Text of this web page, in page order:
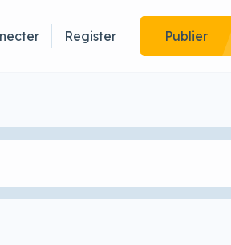
Register Publier